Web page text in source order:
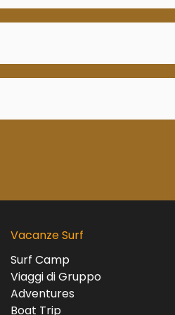
Vacanze Surf
Surf Camp
Viaggi di Gruppo
Adventures
Boat Trip